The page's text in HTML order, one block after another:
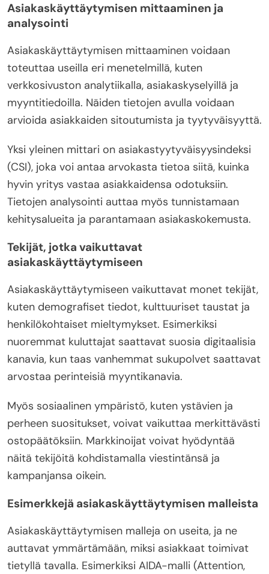
Asiakaskäyttäytymisen mittaaminen ja
analysointi
Asiakaskäyttäytymisen mittaaminen voidaan
toteuttaa useilla eri menetelmillä, kuten
verkkosivuston analytiikalla, asiakaskyselyillä ja
myyntitiedoilla. Näiden tietojen avulla voidaan
arvioida asiakkaiden sitoutumista ja tyytyväisyyttä.
Yksi yleinen mittari on asiakastyytyväisyysindeksi
(CSI), joka voi antaa arvokasta tietoa siitä, kuinka
hyvin yritys vastaa asiakkaidensa odotuksiin.
Tietojen analysointi auttaa myös tunnistamaan
kehitysalueita ja parantamaan asiakaskokemusta.
Tekijät, jotka vaikuttavat
asiakaskäyttäytymiseen
Asiakaskäyttäytymiseen vaikuttavat monet tekijät,
kuten demografiset tiedot, kulttuuriset taustat ja
henkilökohtaiset mieltymykset. Esimerkiksi
nuoremmat kuluttajat saattavat suosia digitaalisia
kanavia, kun taas vanhemmat sukupolvet saattavat
arvostaa perinteisiä myyntikanavia.
Myös sosiaalinen ympäristö, kuten ystävien ja
perheen suositukset, voivat vaikuttaa merkittävästi
ostopäätöksiin. Markkinoijat voivat hyödyntää
näitä tekijöitä kohdistamalla viestintänsä ja
kampanjansa oikein.
Esimerkkejä asiakaskäyttäytymisen malleista
Asiakaskäyttäytymisen malleja on useita, ja ne
auttavat ymmärtämään, miksi asiakkaat toimivat
tietyllä tavalla. Esimerkiksi AIDA-malli (Attention,